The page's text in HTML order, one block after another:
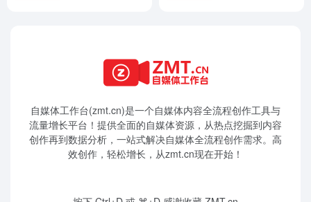
自媒体工作台(zmt.cn)是一个自媒体内容全流程创作工具与
流量增长平台！提供全面的自媒体资源，从热点挖掘到内容
创作再到数据分析，一站式解决自媒体全流程创作需求。高
效创作，轻松增长，从zmt.cn现在开始！